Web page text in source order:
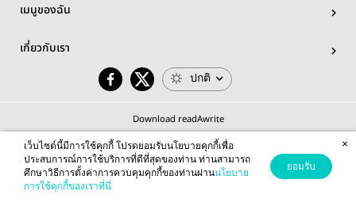
เมนูของฉัน
เกี่ยวกับเรา
ปกติ
Download readAwrite
© 2026 readAwrite.com by MEB Corporation Public Company Limited
This site is protected by reCAPTCHA and the Google
เว็บไซต์นี้มีการใช้คุกกี้ โปรดยอมรับนโยบายคุกกี้เพื่อ
ประสบการณ์การใช้บริการที่ดีที่สุดของท่าน ท่านสามารถ
ศึกษาวิธีการตั้งค่าการควบคุมคุกกี้ของท่านผ่านนโยบาย
การใช้คุกกี้ของเราที่นี่
ยอมรับ
×